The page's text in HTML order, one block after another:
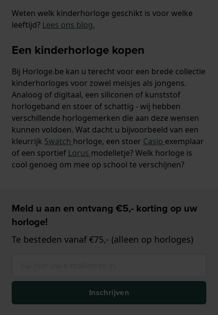
Weten welk kinderhorloge geschikt is voor welke
leeftijd? Lees ons blog.
Een kinderhorloge kopen
Bij Horloge.be kan u terecht voor een brede collectie
kinderhorloges voor zowel meisjes als jongens.
Analoog of digitaal, een siliconen of kunststof
horlogeband en stoer of schattig - wij hebben
verschillende horlogemerken die aan deze wensen
kunnen voldoen. Wat dacht u bijvoorbeeld van een
kleurrijk Swatch horloge, een stoer Casio exemplaar
of een sportief Lorus modelletje? Welk horloge is
cool genoeg om mee op school te verschijnen?
Meld u aan en ontvang €5,- korting op uw
horloge!
Te besteden vanaf €75,- (alleen op horloges)
Inschrijven